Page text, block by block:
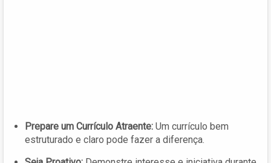
Prepare um Currículo Atraente: Um currículo bem
estruturado e claro pode fazer a diferença.